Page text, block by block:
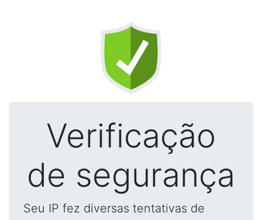
Verificação
de segurança
Seu IP fez diversas tentativas de